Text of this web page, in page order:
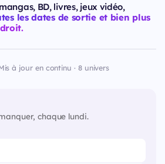
BD, livres, jeux vidéo,
les dates de sortie et bien plus
à jour en continu · 8 univers
chaque lundi.